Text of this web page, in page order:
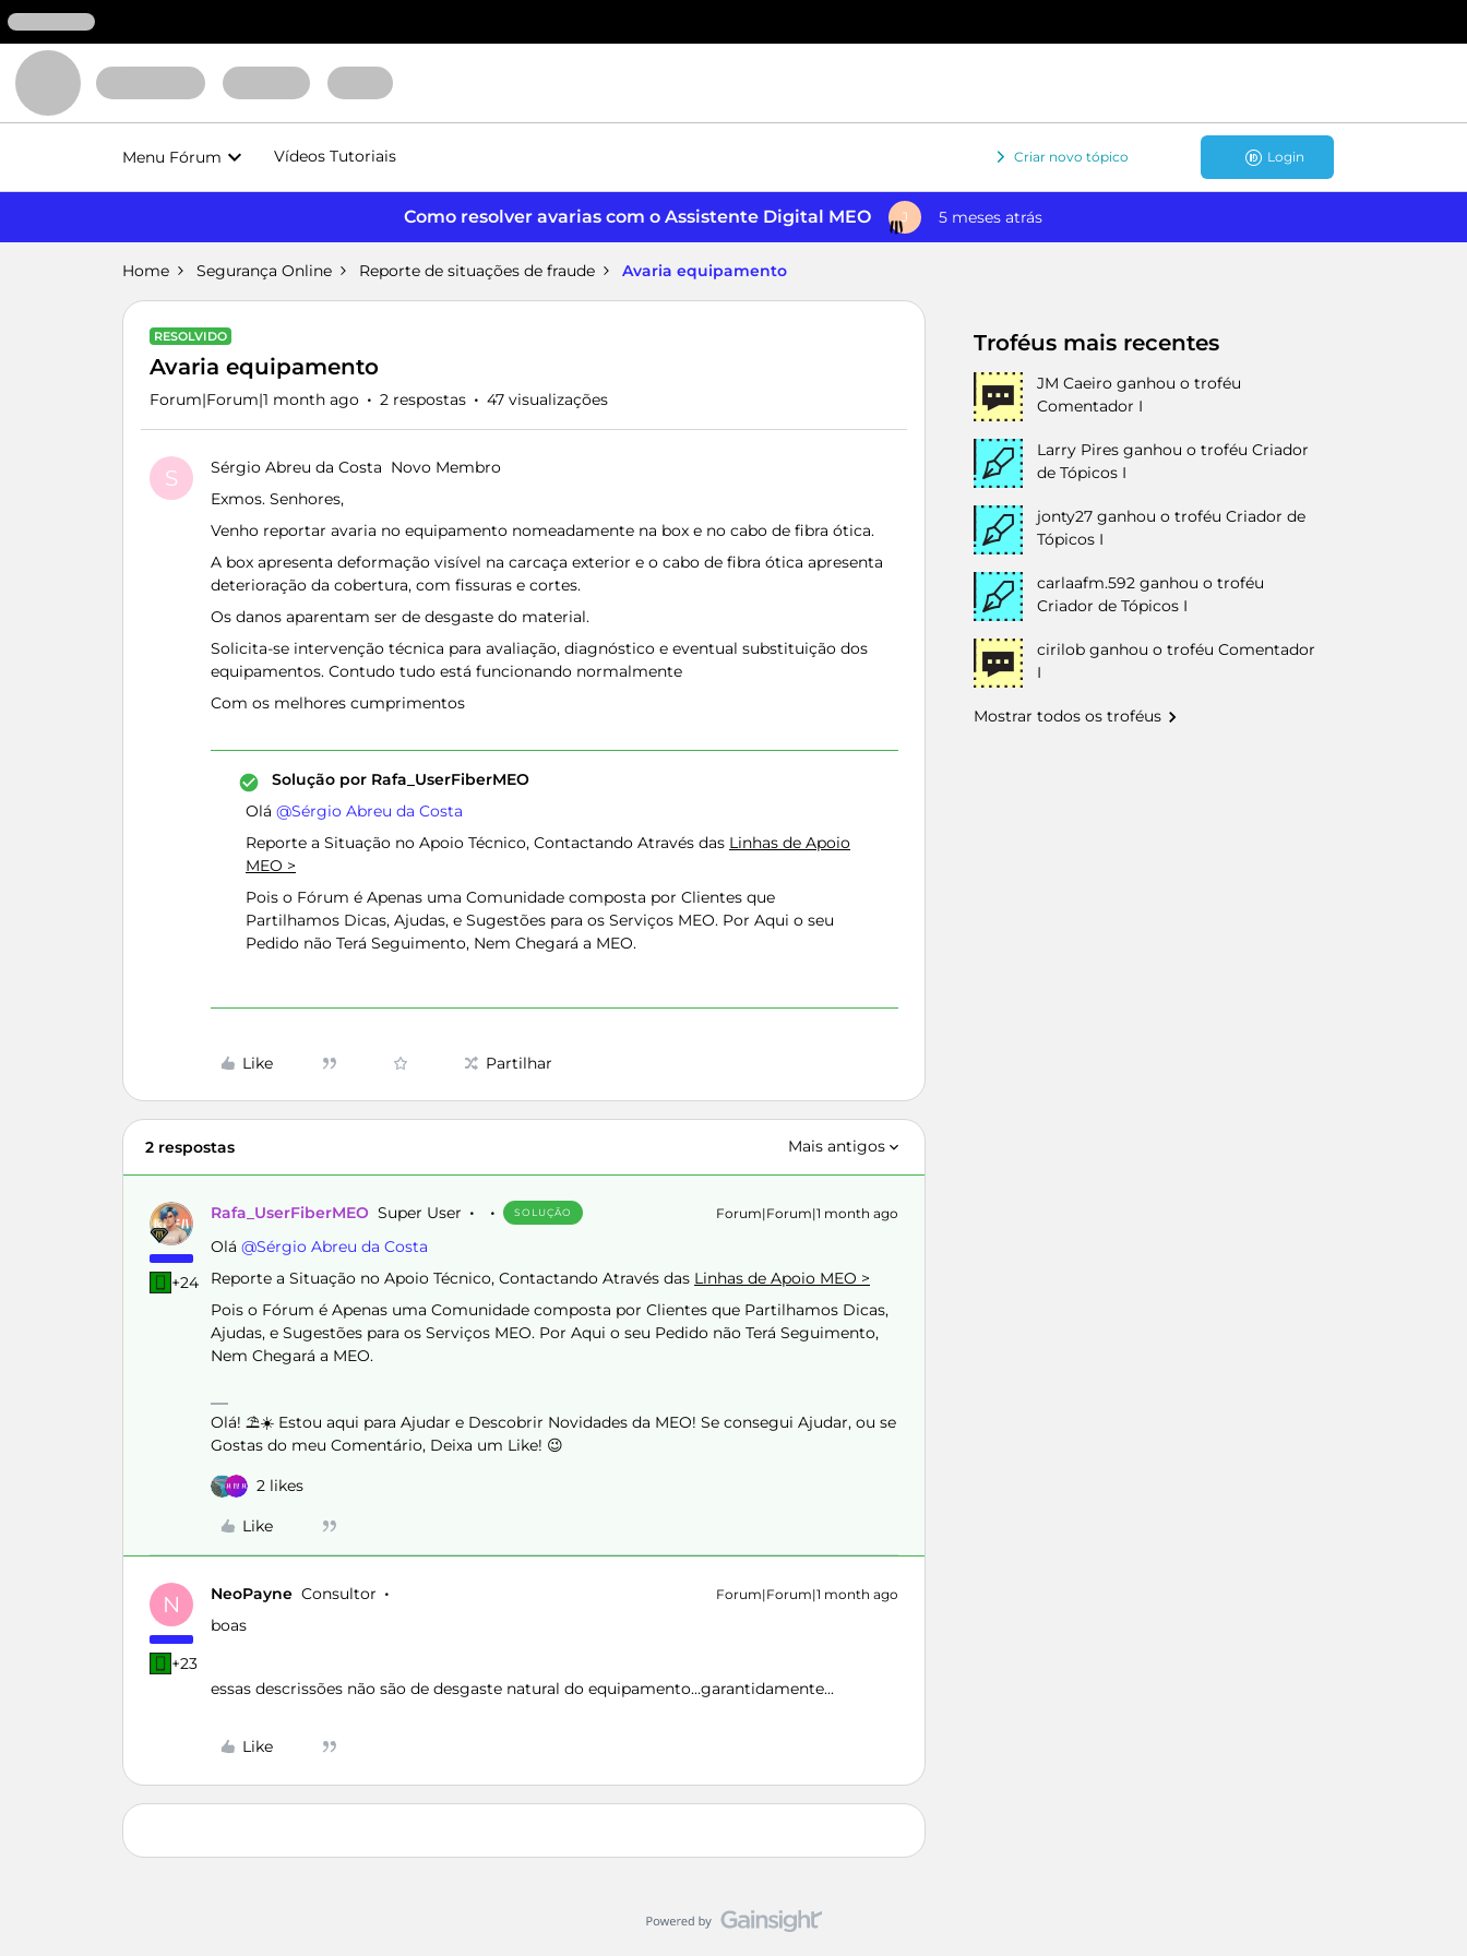
Menu Fórum Vídeos Tutoriais Criar novo tópico Login
Como resolver avarias com o Assistente Digital MEO J 5 meses atrás
Home Segurança Online Reporte de situações de fraude Avaria equipamento
RESOLVIDO
Avaria equipamento
Forum|Forum|1 month ago 2 respostas 47 visualizações
S Sérgio Abreu da Costa Novo Membro
Exmos. Senhores,
Venho reportar avaria no equipamento nomeadamente na box e no cabo de fibra ótica.
A box apresenta deformação visível na carcaça exterior e o cabo de fibra ótica apresenta
deterioração da cobertura, com fissuras e cortes.
Os danos aparentam ser de desgaste do material.
Solicita-se intervenção técnica para avaliação, diagnóstico e eventual substituição dos
equipamentos. Contudo tudo está funcionando normalmente
Com os melhores cumprimentos
Solução por Rafa_UserFiberMEO
Olá ​ @Sérgio Abreu da Costa
Reporte a Situação no Apoio Técnico, Contactando Através das Linhas de Apoio
MEO >
Pois o Fórum é Apenas uma Comunidade composta por Clientes que
Partilhamos Dicas, Ajudas, e Sugestões para os Serviços MEO. Por Aqui o seu
Pedido não Terá Seguimento, Nem Chegará a MEO.
Like Partilhar
2 respostas Mais antigos
+24
Rafa_UserFiberMEO Super User SOLUÇÃO Forum|Forum|1 month ago
Olá ​ @Sérgio Abreu da Costa
Reporte a Situação no Apoio Técnico, Contactando Através das Linhas de Apoio MEO >
Pois o Fórum é Apenas uma Comunidade composta por Clientes que Partilhamos Dicas,
Ajudas, e Sugestões para os Serviços MEO. Por Aqui o seu Pedido não Terá Seguimento,
Nem Chegará a MEO.
Olá! ⛱️☀️ Estou aqui para Ajudar e Descobrir Novidades da MEO! Se consegui Ajudar, ou se
Gostas do meu Comentário, Deixa um Like! 😉
2 likes
Like
N
+23
NeoPayne Consultor Forum|Forum|1 month ago
boas
essas descrissões não são de desgaste natural do equipamento...garantidamente...
Like
Troféus mais recentes
JM Caeiro ganhou o troféu
Comentador I
Larry Pires ganhou o troféu Criador
de Tópicos I
jonty27 ganhou o troféu Criador de
Tópicos I
carlaafm.592 ganhou o troféu
Criador de Tópicos I
cirilob ganhou o troféu Comentador
I
Mostrar todos os troféus